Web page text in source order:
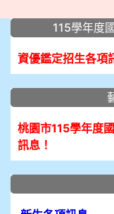
::: 115學年度
資優鑑定招生各項
桃園市115學年度
訊息！